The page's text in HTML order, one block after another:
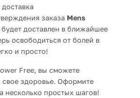
заказа Mens
будет доставлен в ближайшее
освободиться от болей в
и просто!
Free, вы сможете
свое здоровье. Оформите
несколько простых шагов!